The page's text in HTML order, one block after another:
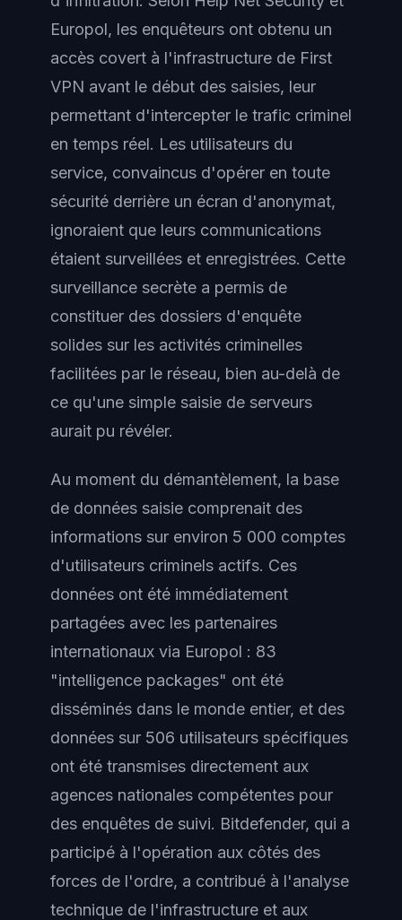
Europol, les enquêteurs ont obtenu un
accès covert à l'infrastructure de First
VPN avant le début des saisies, leur
permettant d'intercepter le trafic criminel
en temps réel. Les utilisateurs du
service, convaincus d'opérer en toute
sécurité derrière un écran d'anonymat,
ignoraient que leurs communications
étaient surveillées et enregistrées. Cette
surveillance secrète a permis de
constituer des dossiers d'enquête
solides sur les activités criminelles
facilitées par le réseau, bien au-delà de
ce qu'une simple saisie de serveurs
aurait pu révéler.
Au moment du démantèlement, la base
de données saisie comprenait des
informations sur environ 5 000 comptes
d'utilisateurs criminels actifs. Ces
données ont été immédiatement
partagées avec les partenaires
internationaux via Europol : 83
"intelligence packages" ont été
disséminés dans le monde entier, et des
données sur 506 utilisateurs spécifiques
ont été transmises directement aux
agences nationales compétentes pour
des enquêtes de suivi. Bitdefender, qui a
participé à l'opération aux côtés des
forces de l'ordre, a contribué à l'analyse
technique de l'infrastructure et aux